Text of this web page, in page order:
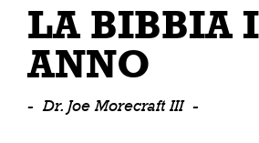
LA BIBBIA
ANNO
- Dr. Joe Morecraft III -